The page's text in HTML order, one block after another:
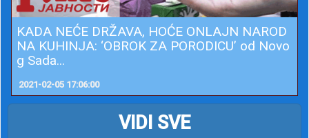
KADA NEĆE DRŽAVA, HOĆE ONLAJN NAROD
NA KUHINJA: ‘OBROK ZA PORODICU’ od Novo
g Sada...
2021-02-05 17:06:00
VIDI SVE